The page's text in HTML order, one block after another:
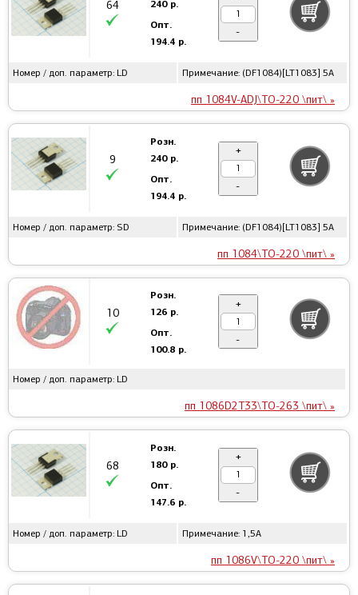
Номер / доп. параметр: LD Примечание: (DF1084)[LT1083] 5А
пп 1084V-ADJ\TO-220 \пит\ »
64
240 р.
Опт.
194.4 р.
-
Номер / доп. параметр: SD Примечание: (DF1084)[LT1083] 5А
пп 1084\TO-220 \пит\ »
9
Розн.
240 р.
Опт.
194.4 р.
+
-
Номер / доп. параметр: LD
пп 1086D2T33\TO-263 \пит\ »
10
Розн.
126 р.
Опт.
100.8 р.
+
-
Номер / доп. параметр: LD Примечание: 1,5А
пп 1086V\TO-220 \пит\ »
68
Розн.
180 р.
Опт.
147.6 р.
+
-